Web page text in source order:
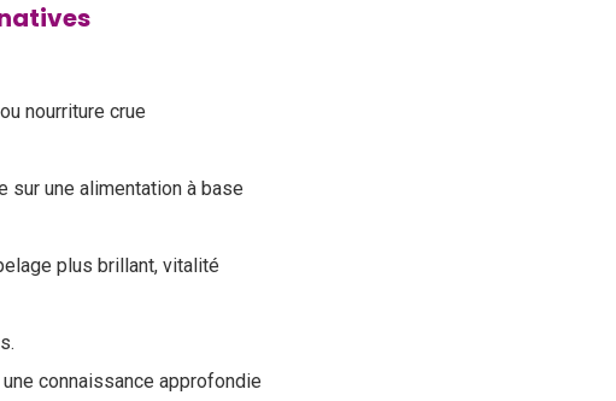
nourriture crue
sur une alimentation à base
plus brillant, vitalité
connaissance approfondie